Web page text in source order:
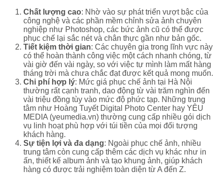
Chất lượng cao: Nhờ vào sự phát triển vượt bậc của
công nghệ và các phần mềm chỉnh sửa ảnh chuyên
nghiệp như Photoshop, các bức ảnh cũ có thể được
phục chế lại sắc nét và chân thực gần như bản gốc.
Tiết kiệm thời gian: Các chuyên gia trong lĩnh vực này
có thể hoàn thành công việc một cách nhanh chóng, từ
vài giờ đến vài ngày, so với việc tự mình làm mất hàng
tháng trời mà chưa chắc đạt được kết quả mong muốn.
Chi phí hợp lý: Mức giá phục chế ảnh tại Hà Nội
thường rất cạnh tranh, dao động từ vài trăm nghìn đến
vài triệu đồng tùy vào mức độ phức tạp. Những trung
tâm như Hoàng Tuyết Digital Photo Center hay YÊU
MEDIA (yeumedia.vn) thường cung cấp nhiều gói dịch
vụ linh hoạt phù hợp với túi tiền của mọi đối tượng
khách hàng.
Sự tiện lợi và đa dạng: Ngoài phục chế ảnh, nhiều
trung tâm còn cung cấp thêm các dịch vụ khác như in
ấn, thiết kế album ảnh và tạo khung ảnh, giúp khách
hàng có được trải nghiệm toàn diện từ A đến Z.